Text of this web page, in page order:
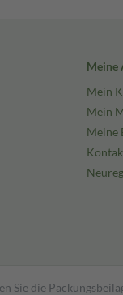
Meine
Mein
Mein
Meine
Sie die